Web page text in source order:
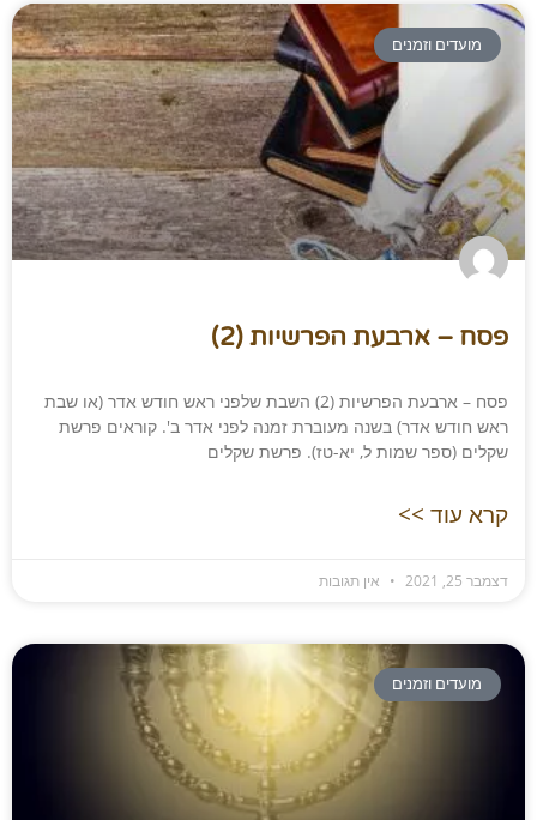
מועדים וזמנים
פסח – ארבעת הפרשיות (2)
פסח – ארבעת הפרשיות (2) השבת שלפני ראש חודש אדר (או שבת
ראש חודש אדר) בשנה מעוברת זמנה לפני אדר ב'. קוראים פרשת
שקלים (ספר שמות ל, יא-טז). פרשת שקלים
קרא עוד >>
דצמבר 25, 2021 אין תגובות
מועדים וזמנים